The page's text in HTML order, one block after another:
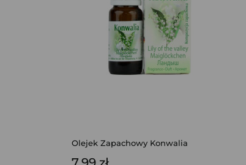
Olejek Zapachowy Konwalia